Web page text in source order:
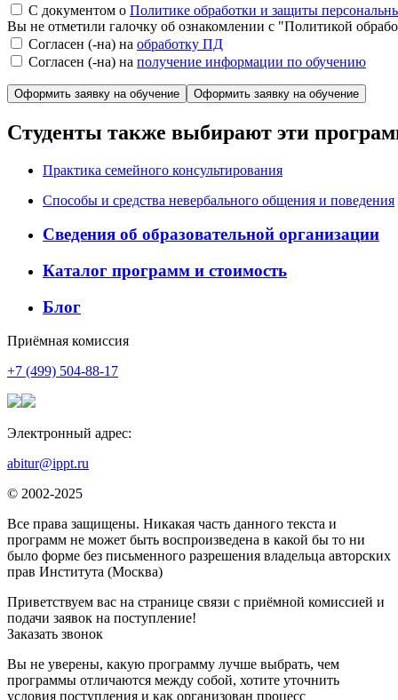
С документом о Политике обработки и защиты
Вы не отметили галочку об ознакомлении с "Политикой
Согласен (-на) на обработку ПД
Согласен (-на) на получение информации по обучению
Оформить заявку на обучение
Студенты также выбирают эти
Практика семейного консультирования
Способы и средства невербального общения и поведения
Сведения об образовательной организации
Каталог программ и стоимость
Блог
Приёмная комиссия
+7 (499) 504-88-17
Электронный адрес:
abitur@ippt.ru
© 2002-2025
Все права защищены. Никакая часть данного текста и
программ не может быть воспроизведена в какой бы то ни
было форме без письменного разрешения владельца авторских
прав Института (Москва)
Приветствуем вас на странице связи с приёмной комиссией и
подачи заявок на поступление!
Заказать звонок
Вы не уверены, какую программу лучше выбрать, чем
программы отличаются между собой, хотите уточнить
условия поступления и как организован процесс